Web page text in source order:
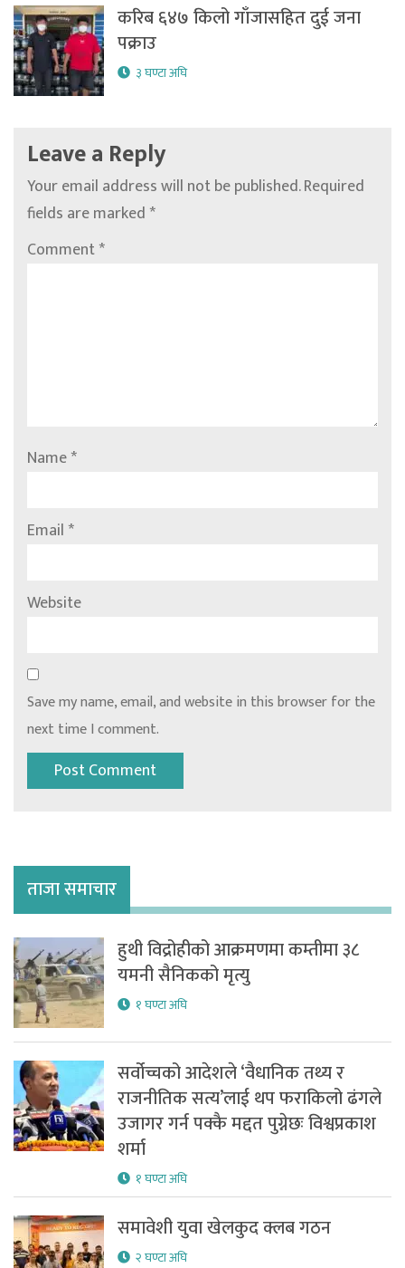
करिब ६४७ किलो गाँजासहित दुई जना
पक्राउ
३ घण्टा अघि
Leave a Reply
Your email address will not be published.Required
fields are marked*
Comment*
Name*
Email*
Website
Save my name, email, and website in this browser for the
next time I comment.
ताजा समाचार
हुथी विद्रोहीको आक्रमणमा कम्तीमा ३८
यमनी सैनिकको मृत्यु
१ घण्टा अघि
सर्वोच्चको आदेशले ‘वैधानिक तथ्य र
राजनीतिक सत्य’लाई थप फराकिलो ढंगले
उजागर गर्न पक्कै मद्दत पुग्नेछः विश्वप्रकाश
शर्मा
१ घण्टा अघि
समावेशी युवा खेलकुद क्लब गठन
२ घण्टा अघि